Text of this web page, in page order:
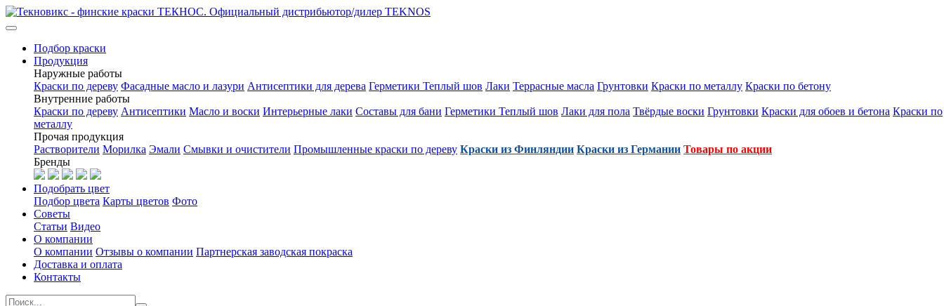
Подбор краски
Продукция
Наружные работы
Краски по дереву Фасадные масло и лазури Антисептики для дерева Герметики Теплый шов Лаки Террасные масла Грунтовки Краски по металлу Краски по бетону
Внутренние работы
Краски по дереву Антисептики Масло и воски Интерьерные лаки Составы для бани Герметики Теплый шов Лаки для пола Твёрдые воски Грунтовки Краски для обоев и бетона Краски по
металлу
Прочая продукция
Растворители Морилка Эмали Смывки и очистители Промышленные краски по дереву Краски из Финляндии Краски из Германии Товары по акции
Бренды
Подобрать цвет
Подбор цвета Карты цветов Фото
Советы
Статьи Видео
О компании
О компании Отзывы о компании Партнерская заводская покраска
Доставка и оплата
Контакты